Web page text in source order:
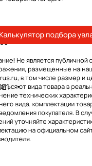
65
Калькулятор подбора
Не является публичной
размещенные на
в том числе размер и
от вида товара в
технических
вида, комплектации
покупателя. В
уточняйте
на официальном